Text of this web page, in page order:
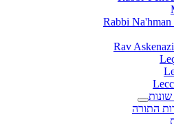
Rabbi Na'hman
התורה